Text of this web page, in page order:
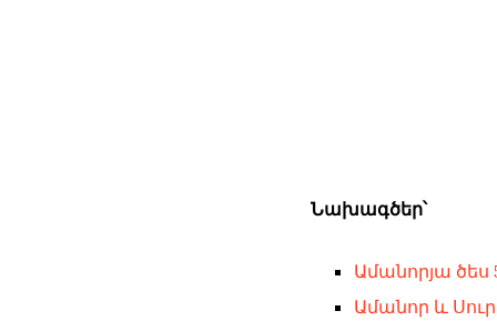
Նախագծեր՝
Ամանորյա
Ամանոր և